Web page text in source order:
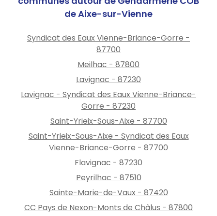
de Aixe-sur-Vienne
Syndicat des Eaux Vienne-Briance-Gorre -
87700
Meilhac - 87800
Lavignac - 87230
Lavignac - Syndicat des Eaux Vienne-Briance-
Gorre - 87230
Saint-Yrieix-Sous-Aixe - 87700
Saint-Yrieix-Sous-Aixe - Syndicat des Eaux
Vienne-Briance-Gorre - 87700
Flavignac - 87230
Peyrilhac - 87510
Sainte-Marie-de-Vaux - 87420
CC Pays de Nexon-Monts de Châlus - 87800